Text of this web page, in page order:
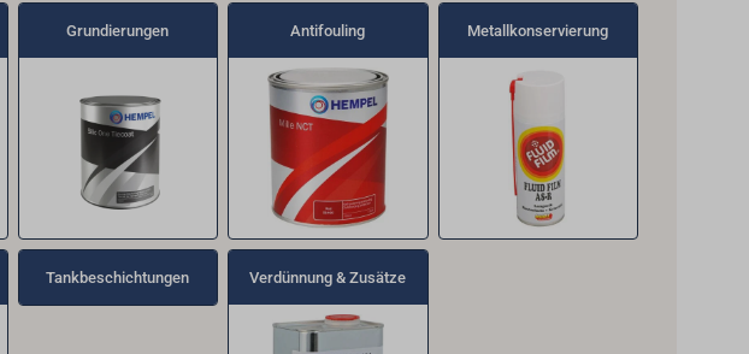
Grundierungen Antifouling Metallkonservierung
Tankbeschichtungen Verdünnung & Zusätze